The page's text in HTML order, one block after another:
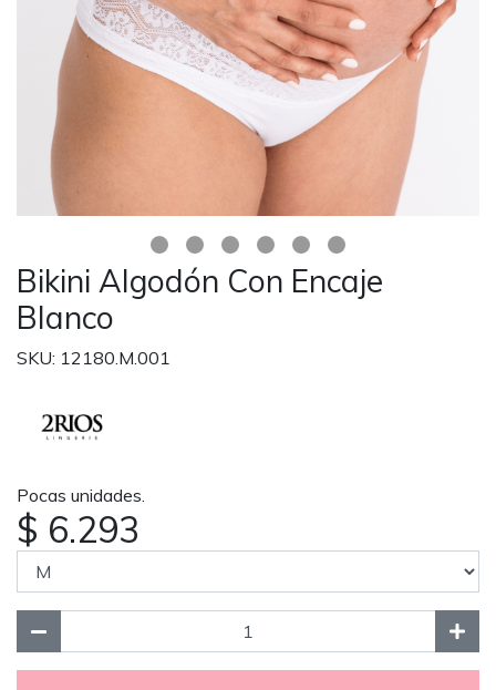
Bikini Algodón Con Encaje
Blanco
SKU: 12180.M.001
Pocas unidades.
$ 6.293